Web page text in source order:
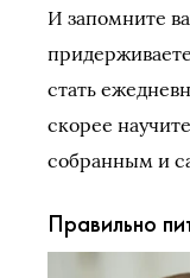
И запомните
стать
скорее
собранным и
Правильно